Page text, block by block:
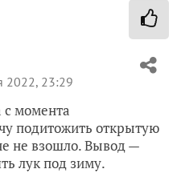
2022, 23:29
с момента
подитожить открытую
не взошло. Вывод —
лук под зиму.